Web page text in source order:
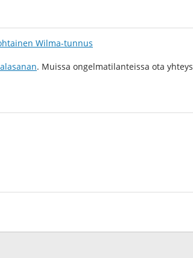
Wilma-tunnus
. Muissa ongelmatilanteissa ota yhteys